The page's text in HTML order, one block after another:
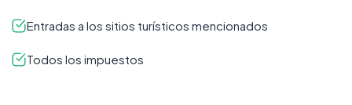
Entradas a los sitios turísticos mencionados
Todos los impuestos